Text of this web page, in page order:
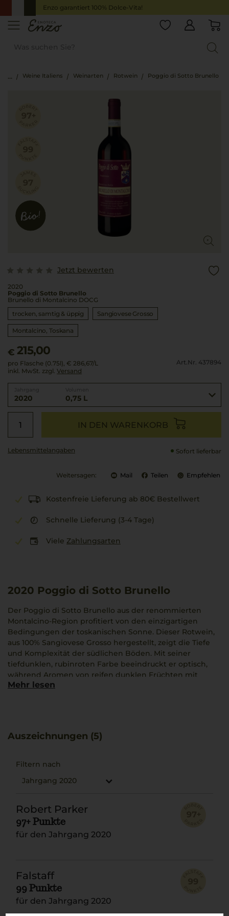
Enzo garantiert 100% Dolce-Vita!
Weine Italiens Weinarten Rotwein Poggio di Sotto Brunello
Jetzt bewerten
2020
Poggio di Sotto Brunello
Brunello di Montalcino DOCG
trocken, samtig & üppig
Sangiovese Grosso
Montalcino Toskana
€ 215,00
pro Flasche (0.75l), € 286,67/L
inkl. MwSt. zzgl. Versand
Art.Nr. 437894
2020 0,75 L
IN DEN WARENKORB
Lebensmittel­angaben Sofort lieferbar
Weitersagen: Mail Teilen Empfehlen
Kostenfreie Lieferung ab 80€ Bestellwert
Schnelle Lieferung (3-4 Tage)
Viele Zahlungsarten
2020 Poggio di Sotto Brunello
Der Poggio di Sotto Brunello aus der renommierten
Montalcino-Region profitiert von den einzigartigen
Bedingungen der toskanischen Sonne. Dieser Rotwein,
aus 100% Sangiovese Grosso hergestellt, zeigt die Tiefe
und Komplexität der südlichen Böden. Mit seiner
tiefdunklen, rubinroten Farbe beeindruckt er optisch,
während Aromen von reifen dunklen Früchten mit
dezenter Tabaknote einen verführerischen Duft
Mehr lesen
Auszeichnungen (5)
Filtern nach
Jahrgang 2020
Robert Parker
97+ Punkte
für den Jahrgang 2020
Falstaff
99 Punkte
für den Jahrgang 2020